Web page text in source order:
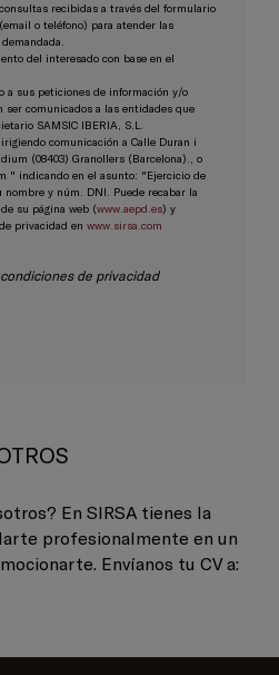
recibidas a través del formulario
o teléfono) para atender las
del interesado con base en el
a sus peticiones de información y/o
ser comunicados a las entidades que
SAMSIC IBERIA, S.L.
comunicación a Calle Duran i
(08403) Granollers (Barcelona)., o
" indicando en el asunto: "Ejercicio de
nombre y núm. DNI. Puede recabar la
su página web (www.aepd.es) y
privacidad en www.sirsa.com
condiciones de privacidad
En SIRSA tienes la
profesionalmente en un
Envíanos tu CV a: